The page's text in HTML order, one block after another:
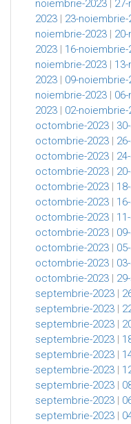
noiembrie-2023
2023 | 23-noiembrie-
noiembrie-2023 |
2023 | 16-noiembrie-
noiembrie-2023 |
2023 | 09-noiembrie-
noiembrie-2023 |
2023 | 02-noiembrie-
octombrie-2023 |
octombrie-2023 |
octombrie-2023 |
octombrie-2023 |
octombrie-2023 |
octombrie-2023 |
octombrie-2023 |
octombrie-2023 |
octombrie-2023 |
octombrie-2023 |
octombrie-2023 |
septembrie-2023 |
septembrie-2023 |
septembrie-2023 |
septembrie-2023 |
septembrie-2023 |
septembrie-2023 |
septembrie-2023 |
septembrie-2023 |
septembrie-2023 |